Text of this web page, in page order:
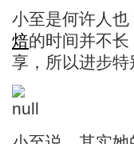
小至是何许人
焙的时间并不
享，所以进步